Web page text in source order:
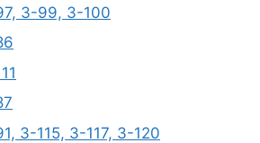
3-99, 3-100
3-115, 3-117, 3-120